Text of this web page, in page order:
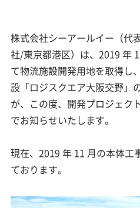
株式会社シーアールイー（代
社/東京都港区）は、2019 年
て物流施設開発用地を取得し
設「ロジスクエア大阪交野」
が、この度、開発プロジェク
でお知らせいたします。
現在、2019 年 11 月の本体工
ております。